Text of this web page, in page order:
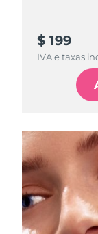
$ 199
IVA e taxas
Portugal
Reunião
Romênia
Rússia
Arábia